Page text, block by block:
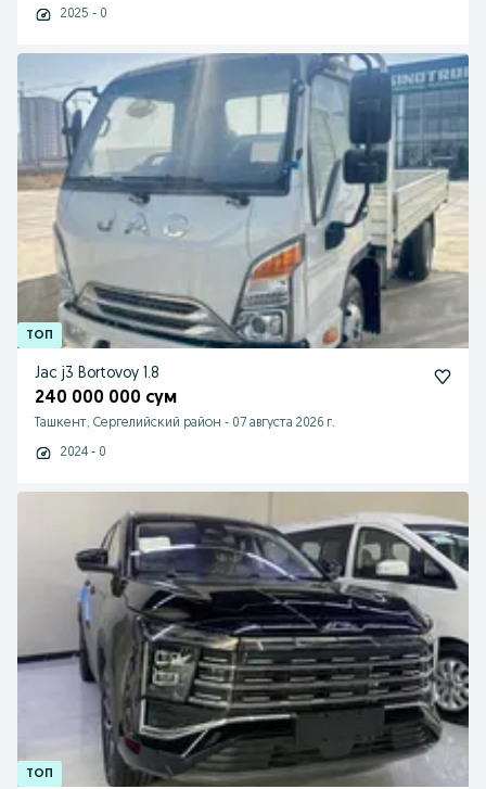
2025 - 0
Jac j3 Bortovoy 1.8
240 000 000 сум
Ташкент, Сергелийский район - 07 августа 2026 г.
2024 - 0